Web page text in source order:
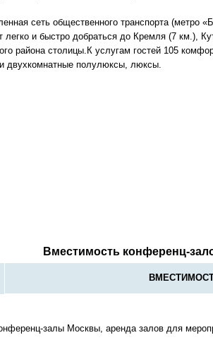
сеть общественного транспорта (метро
и быстро добраться до Кремля (7 км.),
района столицы.К услугам гостей 105
двухкомнатные полулюксы, люксы.
Вместимость конференц-
залы Москвы, аренда залов для